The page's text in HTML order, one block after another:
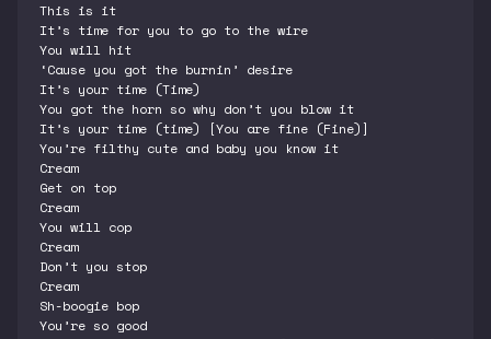
This is it
It’s time for you to go to the wire
You will hit
‘Cause you got the burnin’ desire
It’s your time (Time)
You got the horn so why don’t you blow it
It’s your time (time) [You are fine (Fine)]
You’re filthy cute and baby you know it
Cream
Get on top
Cream
You will cop
Cream
Don’t you stop
Cream
Sh-boogie bop
You’re so good